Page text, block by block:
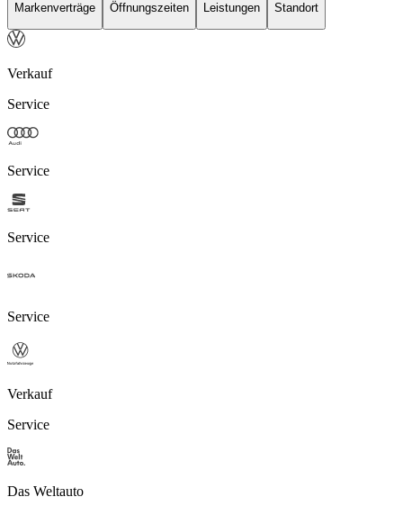
Markenverträge Öffnungszeiten Leistungen Standort
Verkauf
Service
Service
Service
Service
Verkauf
Service
Das Weltauto